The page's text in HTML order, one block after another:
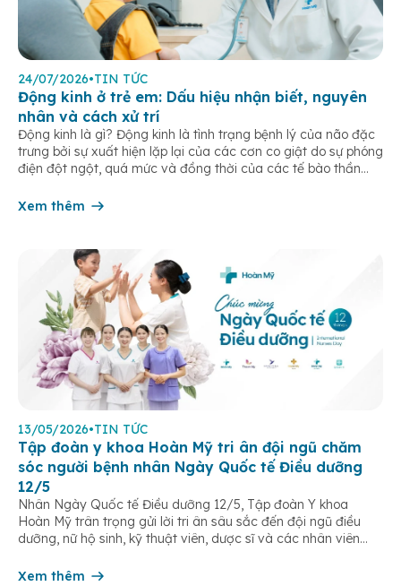
24/07/2026•TIN TỨC
Động kinh ở trẻ em: Dấu hiệu nhận biết, nguyên
nhân và cách xử trí
Động kinh là gì? Động kinh là tình trạng bệnh lý của não đặc
trưng bởi sự xuất hiện lặp lại của các cơn co giật do sự phóng
điện đột ngột, quá mức và đồng thời của các tế bào thần
Xem thêm
13/05/2026•TIN TỨC
Tập đoàn y khoa Hoàn Mỹ tri ân đội ngũ chăm
sóc người bệnh nhân Ngày Quốc tế Điều dưỡng
12/5
Nhân Ngày Quốc tế Điều dưỡng 12/5, Tập đoàn Y khoa
Hoàn Mỹ trân trọng gửi lời tri ân sâu sắc đến đội ngũ điều
dưỡng, nữ hộ sinh, kỹ thuật viên, dược sĩ và các nhân viên
âm thầm đồng hành trên […]
Xem thêm